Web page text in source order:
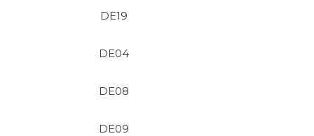
DE19
DE04
DE08
DE09